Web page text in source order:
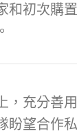
初次購
，充分善
望合作